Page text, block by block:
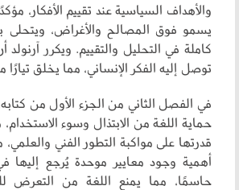
والأهداف السياسية عند تقييم الأفكار،
يسمو فوق المصالح والأغراض، ويتحلى
كاملة في التحليل والتقييم. ويكرر
توصل إليه الفكر الإنساني، مما يخلق تيارًا
في الفصل الثاني من الجزء الأول من
حماية اللغة من الابتذال وسوء
قدرتها على مواكبة التطور الفني
أهمية وجود معايير موحدة يُرجع إليها
حاسمًا، مما يمنع اللغة من التعرض